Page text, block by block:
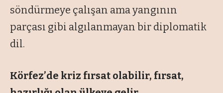
söndürmeye çalışan ama yangının
parçası gibi algılanmayan bir diplomatik
dil.
Körfez’de kriz fırsat olabilir, fırsat,